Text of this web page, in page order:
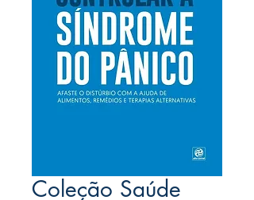
Coleção Saúde